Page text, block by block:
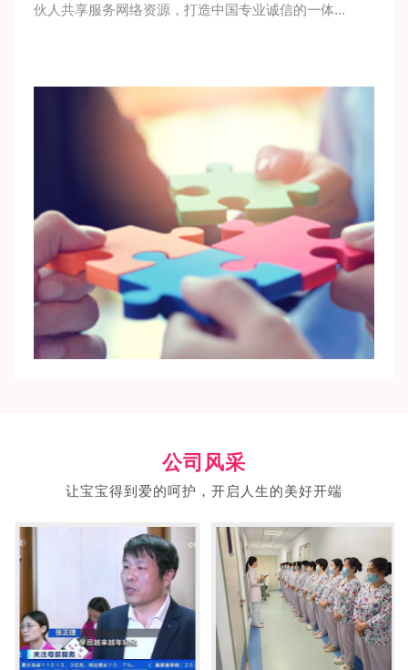
伙人共享服务网络资源，打造中国专业诚信的一体...
公司风采
让宝宝得到爱的呵护，开启人生的美好开端